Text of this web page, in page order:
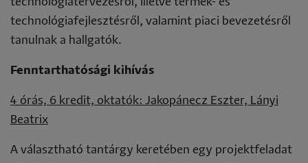
technológiatervezésről, illetve termék- és
technológiafejlesztésről, valamint piaci bevezetésről
tanulnak a hallgatók.
Fenntarthatósági kihívás
4 órás, 6 kredit, oktatók: Jakopánecz Eszter, Lányi
Beatrix
A választható tantárgy keretében egy projektfeladat